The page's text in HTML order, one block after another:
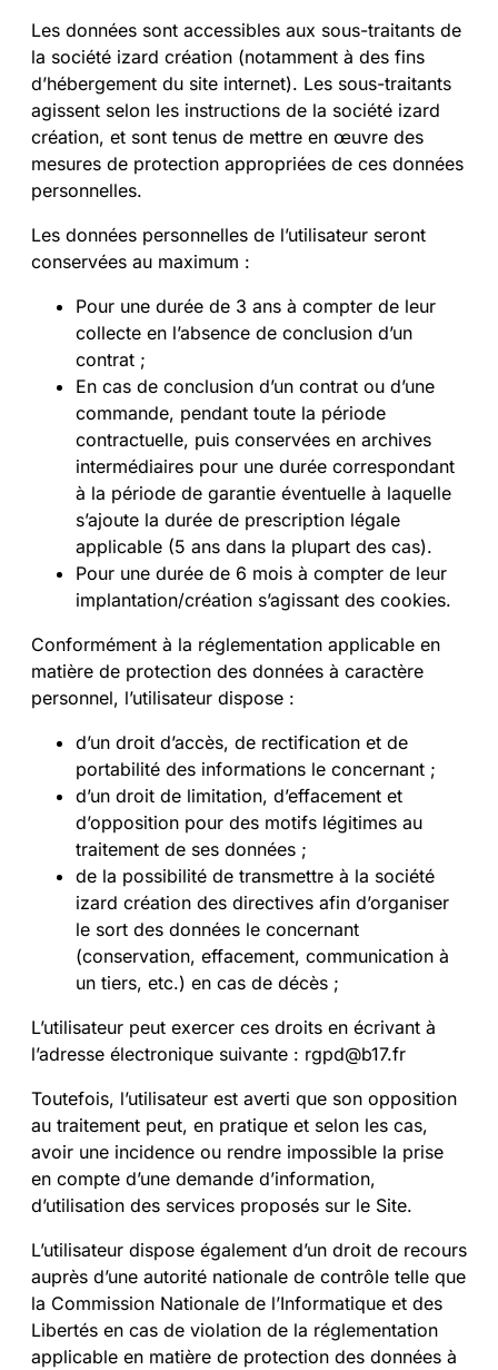
Les données sont accessibles aux sous-traitants de
la société izard création (notamment à des fins
d’hébergement du site internet). Les sous-traitants
agissent selon les instructions de la société izard
création, et sont tenus de mettre en œuvre des
mesures de protection appropriées de ces données
personnelles.
Les données personnelles de l’utilisateur seront
conservées au maximum :
Pour une durée de 3 ans à compter de leur
collecte en l’absence de conclusion d’un
contrat ;
En cas de conclusion d’un contrat ou d’une
commande, pendant toute la période
contractuelle, puis conservées en archives
intermédiaires pour une durée correspondant
à la période de garantie éventuelle à laquelle
s’ajoute la durée de prescription légale
applicable (5 ans dans la plupart des cas).
Pour une durée de 6 mois à compter de leur
implantation/création s’agissant des cookies.
Conformément à la réglementation applicable en
matière de protection des données à caractère
personnel, l’utilisateur dispose :
d’un droit d’accès, de rectification et de
portabilité des informations le concernant ;
d’un droit de limitation, d’effacement et
d’opposition pour des motifs légitimes au
traitement de ses données ;
de la possibilité de transmettre à la société
izard création des directives afin d’organiser
le sort des données le concernant
(conservation, effacement, communication à
un tiers, etc.) en cas de décès ;
L’utilisateur peut exercer ces droits en écrivant à
l’adresse électronique suivante : rgpd@b17.fr
Toutefois, l’utilisateur est averti que son opposition
au traitement peut, en pratique et selon les cas,
avoir une incidence ou rendre impossible la prise
en compte d’une demande d’information,
d’utilisation des services proposés sur le Site.
L’utilisateur dispose également d’un droit de recours
auprès d’une autorité nationale de contrôle telle que
la Commission Nationale de l’Informatique et des
Libertés en cas de violation de la réglementation
applicable en matière de protection des données à